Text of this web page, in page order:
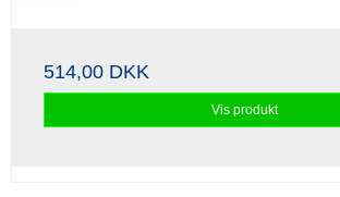
514,00 DKK
Vis produkt